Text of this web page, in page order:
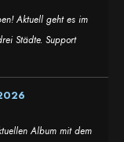
Aktuell geht es im
Städte. Support
Album mit dem